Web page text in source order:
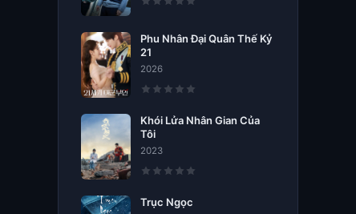
Phu Nhân Đại Quân Thế Kỷ
21
2026
Khói Lửa Nhân Gian Của
Tôi
2023
Trục Ngọc